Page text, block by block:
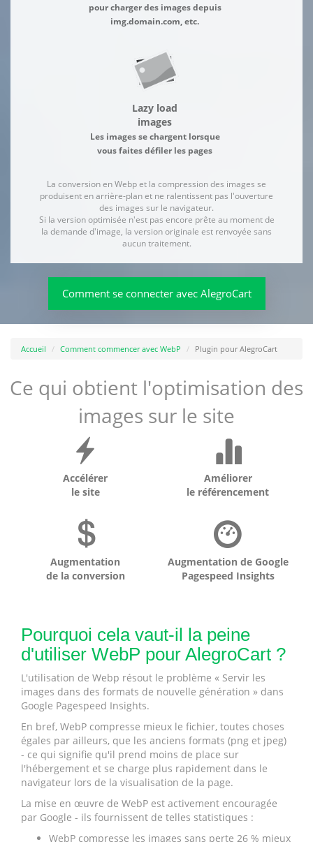
pour charger des images depuis
img.domain.com, etc.
Lazy load
images
Les images se chargent lorsque
vous faites défiler les pages
La conversion en Webp et la compression des images se
produisent en arrière-plan et ne ralentissent pas l'ouverture
des images sur le navigateur.
Si la version optimisée n'est pas encore prête au moment de
la demande d'image, la version originale est renvoyée sans
aucun traitement.
Comment se connecter avec AlegroCart
Accueil Comment commencer avec WebP Plugin pour AlegroCart
Ce qui obtient l'optimisation des
images sur le site
Accélérer
le site
Améliorer
le référencement
Augmentation
de la conversion
Augmentation de Google
Pagespeed Insights
Pourquoi cela vaut-il la peine
d'utiliser WebP pour AlegroCart ?
L'utilisation de Webp résout le problème « Servir les
images dans des formats de nouvelle génération » dans
Google Pagespeed Insights.
En bref, WebP compresse mieux le fichier, toutes choses
égales par ailleurs, que les anciens formats (png et jpeg)
- ce qui signifie qu'il prend moins de place sur
l'hébergement et se charge plus rapidement dans le
navigateur lors de la visualisation de la page.
La mise en œuvre de WebP est activement encouragée
par Google - ils fournissent de telles statistiques :
WebP compresse les images sans perte 26 % mieux